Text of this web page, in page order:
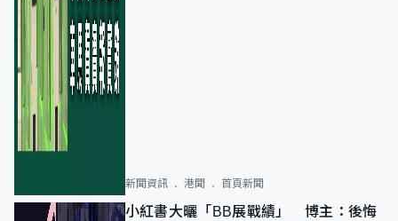
新聞資訊 港聞 首頁新聞
小紅書大曬「BB展戰績」 博主：後悔